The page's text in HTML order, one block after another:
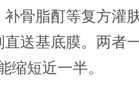
补骨脂酊等复方灌
送基底膜。两者
缩短近一半。